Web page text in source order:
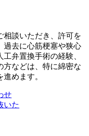
相談いただき、許可を
過去に心筋梗塞や狭心
弁置換手術の経験、
方などは、特に綿密な
めます。
せ
いた